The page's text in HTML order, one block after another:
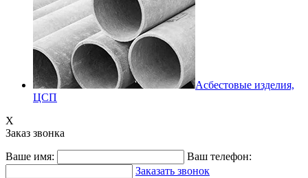
Асбестовые изделия,
ЦСП
X
Заказ звонка
Ваше имя:
Ваш телефон:
Заказать звонок